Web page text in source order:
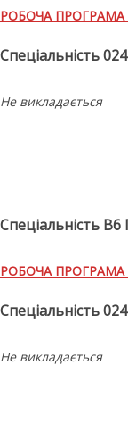
РОБОЧА ПРОГРАМА
Спеціальність
Не викладається
Спеціальність
РОБОЧА ПРОГРАМА
Спеціальність
Не викладається